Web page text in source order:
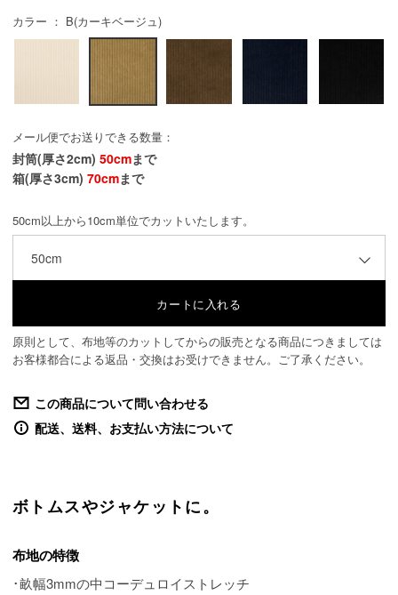
カラー ： B(カーキベージュ)
メール便でお送りできる数量：
封筒(厚さ2cm) 50cmまで
箱(厚さ3cm) 70cmまで
50cm以上から10cm単位でカットいたします。
50cm
原則として、布地等のカットしてからの販売となる商品につきましては
お客様都合による返品・交換はお受けできません。ご了承ください。
この商品について問い合わせる
配送、送料、お支払い方法について
ボトムスやジャケットに。
布地の特徴
･畝幅3mmの中コーデュロイストレッチ